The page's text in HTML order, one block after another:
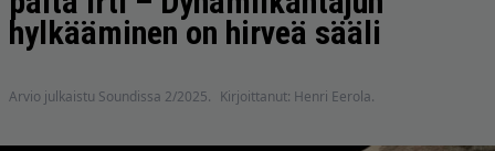
hylkääminen on hirveä sääli
Arvio julkaistu Soundissa 2/2025. Kirjoittanut: Henri Eerola.